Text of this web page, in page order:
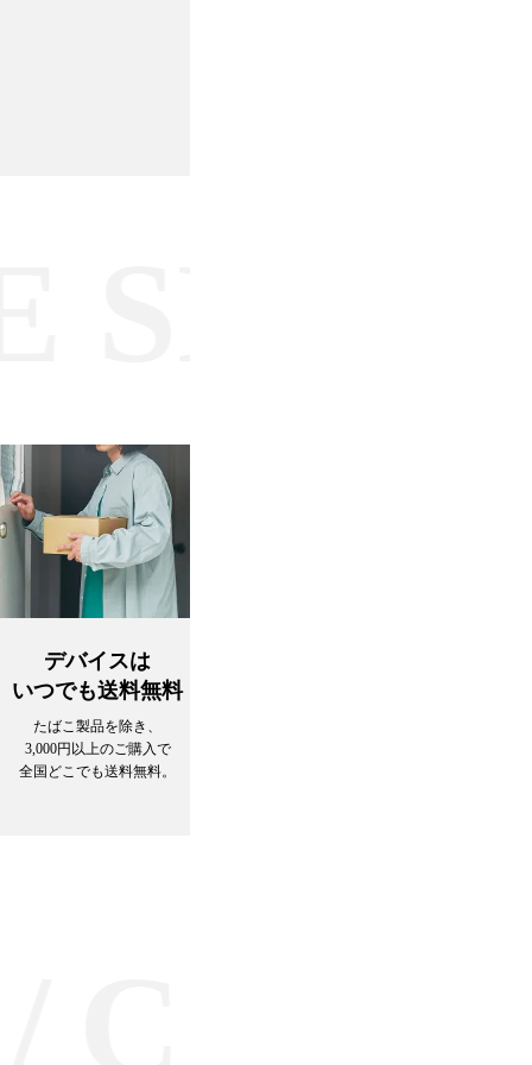
/
デバイスは
いつでも送料無料
たばこ製品を除き、
3,000円以上のご購入で
全国どこでも送料無料。